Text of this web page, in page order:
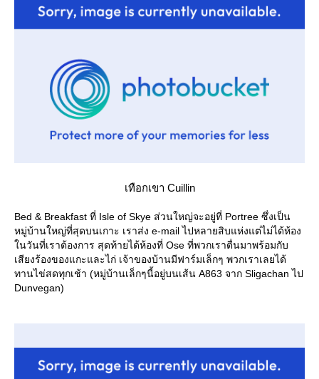
เทือกเขา Cuillin
Bed & Breakfast ที่ Isle of Skye ส่วนใหญ่จะอยู่ที่ Portree ซึ่งเป็น
หมู่บ้านใหญ่ที่สุดบนเกาะ เราส่ง e-mail ไปหลายสิบแห่งแต่ไม่ได้ห้อง
นวันที่เราต้องการ สุดท้ายได้ห้องที่ Ose ที่พวกเราตื่นมาพร้อมกับ
เสียงร้องของแกะและไก่ เจ้าของบ้านมีฟาร์มเล็กๆ พวกเราเลยได้
ทานไข่สดทุกเช้า (หมู่บ้านเล็กๆนี้อยู่บนเส้น A863 จาก Sligachan ไป
Dunvegan)